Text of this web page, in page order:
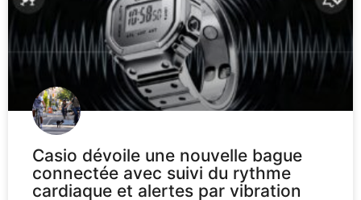
Casio dévoile une nouvelle bague
connectée avec suivi du rythme
cardiaque et alertes par vibration